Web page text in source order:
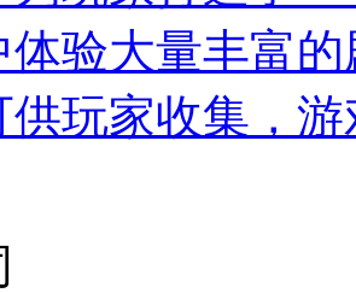
体验大量丰富
供玩家收集，